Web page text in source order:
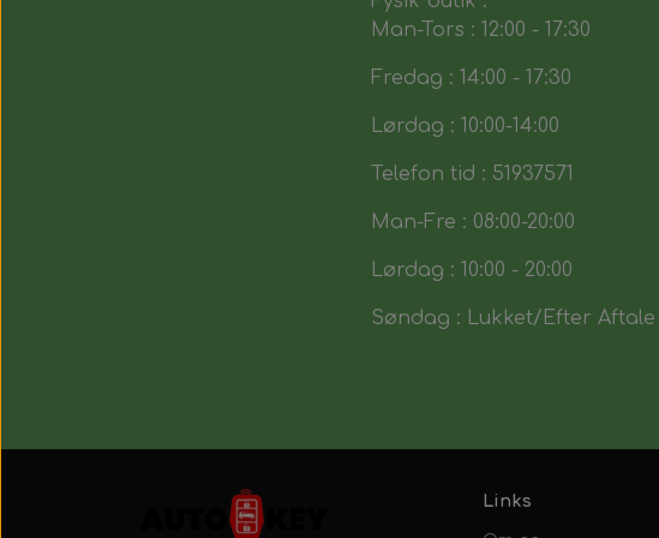
Man-Tors : 12:00 - 17:30
Fredag : 14:00 - 17:30
Lørdag : 10:00-14:00
Telefon tid : 51937571
Man-Fre : 08:00-20:00
Lørdag : 10:00 - 20:00
Søndag : Lukket/Efter Aftale
Links